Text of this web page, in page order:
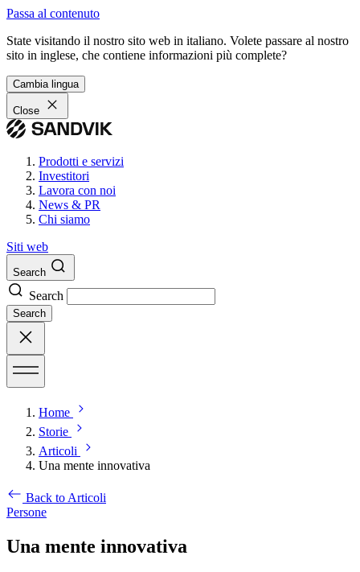
Passa al contenuto
State visitando il nostro sito web in italiano. Volete passare al nostro
sito in inglese, che contiene informazioni più complete?
Cambia lingua
Close
Prodotti e servizi
Investitori
Lavora con noi
News & PR
Chi siamo
Siti web
Search
Search
Search
Home
Storie
Articoli
Una mente innovativa
Back to Articoli
Persone
Una mente innovativa